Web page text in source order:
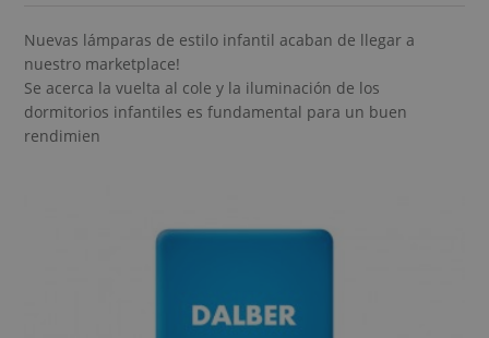
Nuevas lámparas de estilo infantil acaban de llegar a
nuestro marketplace!
Se acerca la vuelta al cole y la iluminación de los
dormitorios infantiles es fundamental para un buen
rendimien